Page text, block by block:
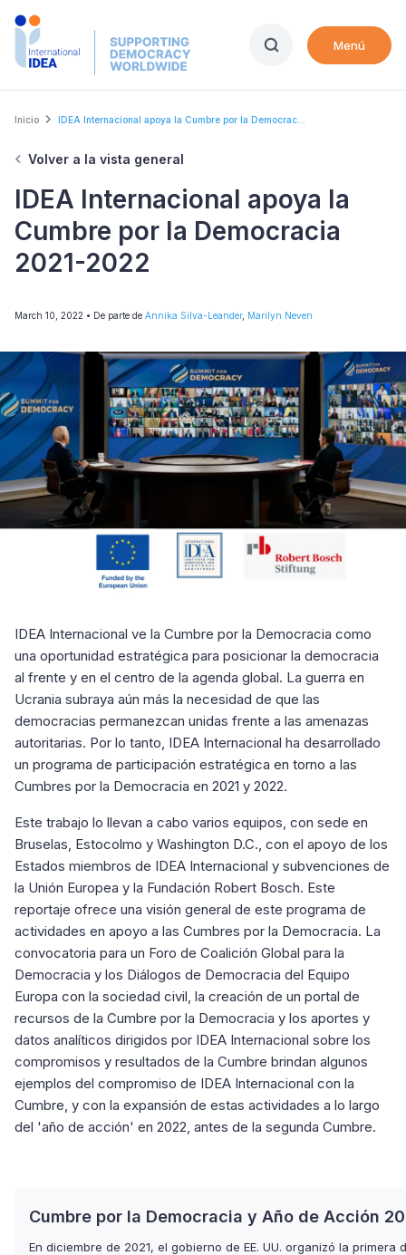
Skip
Menú
Breadcrumb
Inicio IDEA Internacional apoya la Cumbre por la Democrac...
Volver a la vista general
IDEA Internacional apoya la
Cumbre por la Democracia
2021-2022
March 10, 2022 • De parte de Annika Silva-Leander, Marilyn Neven
IDEA Internacional ve la Cumbre por la Democracia como
una oportunidad estratégica para posicionar la democracia
al frente y en el centro de la agenda global. La guerra en
Ucrania subraya aún más la necesidad de que las
democracias permanezcan unidas frente a las amenazas
autoritarias. Por lo tanto, IDEA Internacional ha desarrollado
un programa de participación estratégica en torno a las
Cumbres por la Democracia en 2021 y 2022.
Este trabajo lo llevan a cabo varios equipos, con sede en
Bruselas, Estocolmo y Washington D.C., con el apoyo de los
Estados miembros de IDEA Internacional y subvenciones de
la Unión Europea y la Fundación Robert Bosch. Este
reportaje ofrece una visión general de este programa de
actividades en apoyo a las Cumbres por la Democracia. La
convocatoria para un Foro de Coalición Global para la
Democracia y los Diálogos de Democracia del Equipo
Europa con la sociedad civil, la creación de un portal de
recursos de la Cumbre por la Democracia y los aportes y
datos analíticos dirigidos por IDEA Internacional sobre los
compromisos y resultados de la Cumbre brindan algunos
ejemplos del compromiso de IDEA Internacional con la
Cumbre, y con la expansión de estas actividades a lo largo
del 'año de acción' en 2022, antes de la segunda Cumbre.
Cumbre por la Democracia y Año de Acción
En diciembre de 2021, el gobierno de EE. UU. organizó la